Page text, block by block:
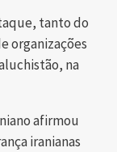
tanto do
organizações
na
afirmou
iranianas